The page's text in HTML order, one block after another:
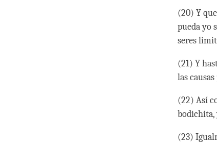
(20) Y
pueda yo
seres
(21) Y
las
(22) Así
bodichita,
(23)